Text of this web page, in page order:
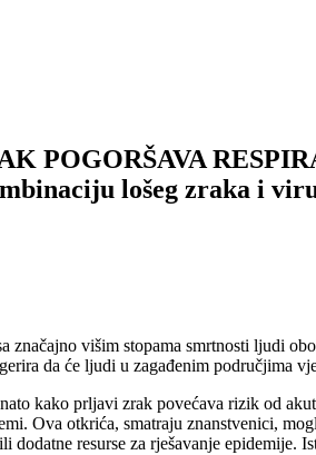
POGORŠAVA
lošeg zraka i
značajno višim stopama smrtnosti ljudi
da će ljudi u zagađenim područjima
kako prljavi zrak povećava rizik od
Ova otkrića, smatraju znanstvenici,
dodatne resurse za rješavanje epidemije.